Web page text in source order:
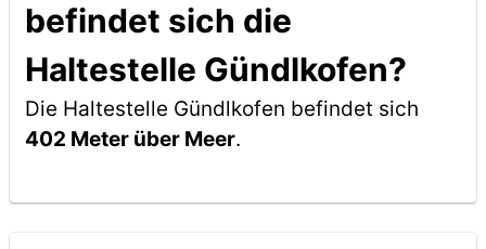
befindet sich die
Haltestelle Gündlkofen?
Die Haltestelle Gündlkofen befindet sich
402 Meter über Meer.